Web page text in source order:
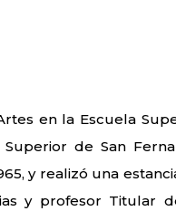
en la Escuela
de San
y realizó una
y profesor Titular